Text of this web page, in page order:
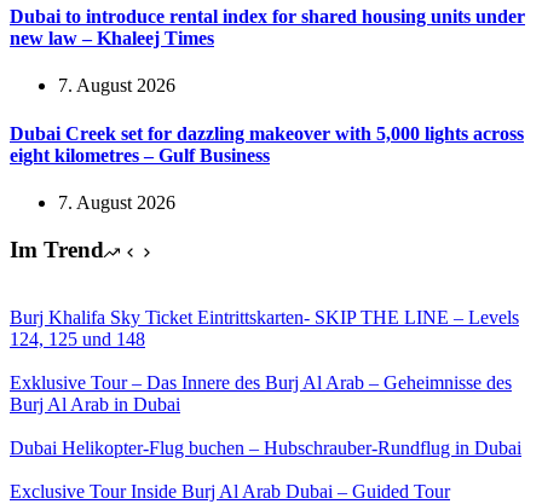
Dubai to introduce rental index for shared housing units under
new law – Khaleej Times
7. August 2026
Dubai Creek set for dazzling makeover with 5,000 lights across
eight kilometres – Gulf Business
7. August 2026
Im Trend
Burj Khalifa Sky Ticket Eintrittskarten- SKIP THE LINE – Levels
124, 125 und 148
Exklusive Tour – Das Innere des Burj Al Arab – Geheimnisse des
Burj Al Arab in Dubai
Dubai Helikopter-Flug buchen – Hubschrauber-Rundflug in Dubai
Exclusive Tour Inside Burj Al Arab Dubai – Guided Tour